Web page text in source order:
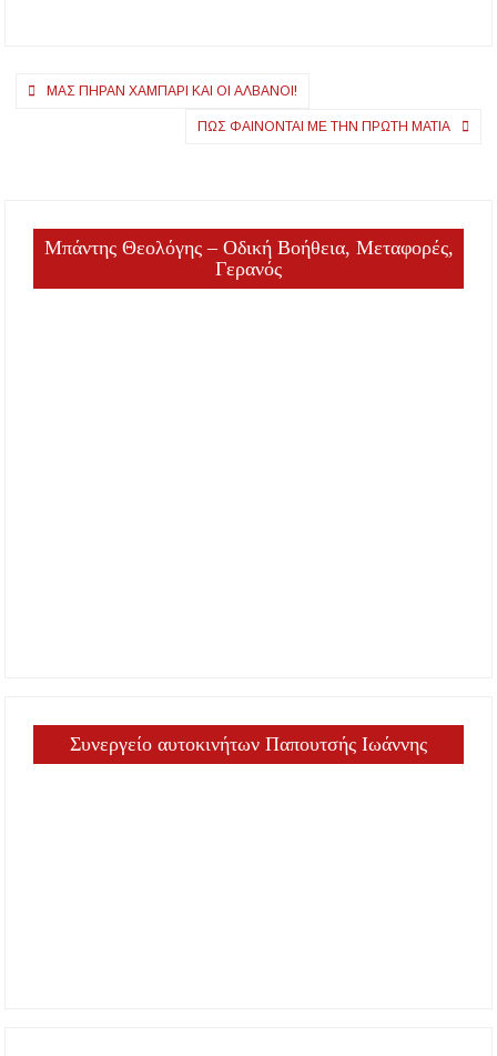
ζητούμενο για
περιόδου
Πλοήγηση
ΜΑΣ ΠΗΡΑΝ ΧΑΜΠΑΡΙ ΚΑΙ ΟΙ ΑΛΒΑΝΟΙ!
ΠΏΣ ΦΑΊΝΟΝΤΑΙ ΜΕ ΤΗΝ ΠΡΏΤΗ ΜΑΤΙΆ
Μπάντης Θεολόγης – Οδική Βοήθεια, Μεταφορές,
Γερανός
Συνεργείο αυτοκινήτων Παπουτσής Ιωάννης